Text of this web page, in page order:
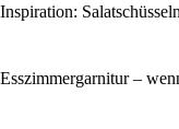
Inspiration:
Esszimmergarnitur –